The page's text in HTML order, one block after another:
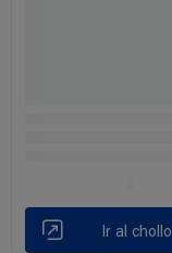
Ir al chollo